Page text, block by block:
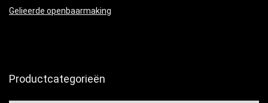
Gelieerde openbaarmaking
Productcategorieën